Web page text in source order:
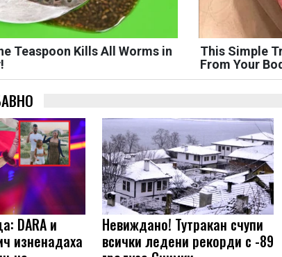
Teaspoon Kills All Worms in
This Simple
From Your
DARA и
изненадаха
Невиждано! Тутракан счупи
всички ледени рекорди с -89